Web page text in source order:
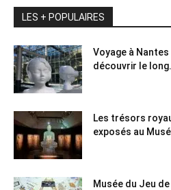
LES + POPULAIRES
Voyage à
découvrir le
Les trésors
exposés au
Musée du Jeu